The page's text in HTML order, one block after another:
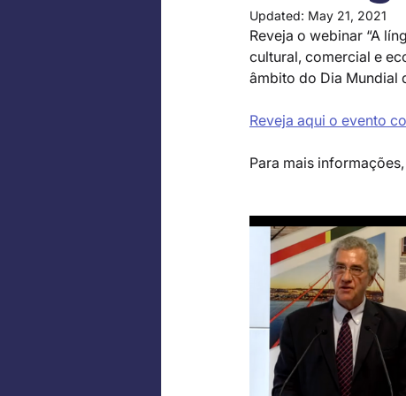
Updated: May 21, 2021
Reveja o webinar “A
cultural, comercial e
âmbito do Dia Mundial
Reveja aqui o evento
Para mais